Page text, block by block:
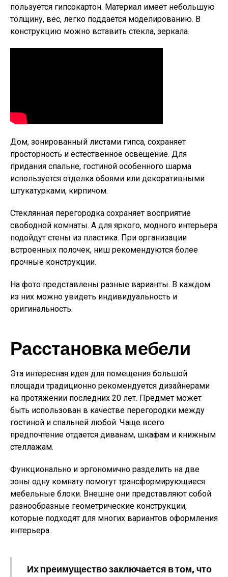
пользуется гипсокартон. Материал имеет небольшую
толщину, вес, легко поддается моделированию. В
конструкцию можно вставить стекла, зеркала.
Дом, зонированный листами гипса, сохраняет
просторность и естественное освещение. Для
придания спальне, гостиной особенного шарма
используется отделка обоями или декоративными
штукатурками, кирпичом.
Стеклянная перегородка сохраняет восприятие
свободной комнаты. А для яркого, модного интерьера
подойдут стены из пластика. При организации
встроенных полочек, ниш рекомендуются более
прочные конструкции.
На фото представлены разные варианты. В каждом
из них можно увидеть индивидуальность и
оригинальность.
Расстановка мебели
Эта интересная идея для помещения большой
площади традиционно рекомендуется дизайнерами
на протяжении последних 20 лет. Предмет может
быть использован в качестве перегородки между
гостиной и спальней любой. Чаще всего
предпочтение отдается диванам, шкафам и книжным
стеллажам.
Функционально и эргономично разделить на две
зоны одну комнату помогут трансформирующиеся
мебельные блоки. Внешне они представляют собой
разнообразные геометрические конструкции,
которые подходят для многих вариантов оформления
интерьера.
Их преимущество заключается в том, что